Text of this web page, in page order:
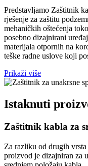
Predstavljamo Zaštitnik
rješenje za zaštitu
mehaničkih oštećenja
posebno dizajnirani
materijala otpornih na
teške radne uslove koji
Prikaži više
Istaknuti
Zaštitnik kabla za
Za razliku od drugih
proizvod je dizajniran za